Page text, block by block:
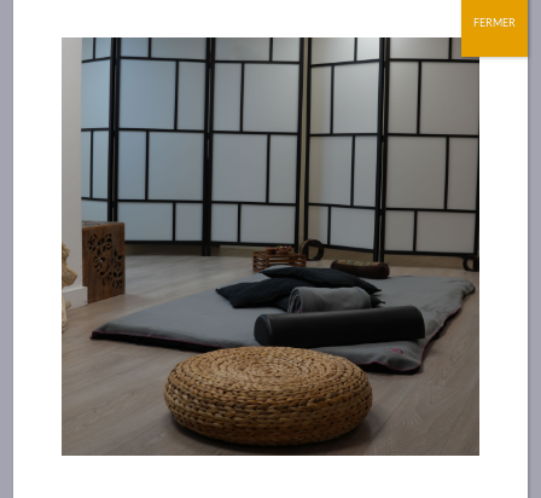
Duo de Roll On
55,00€
FERMER